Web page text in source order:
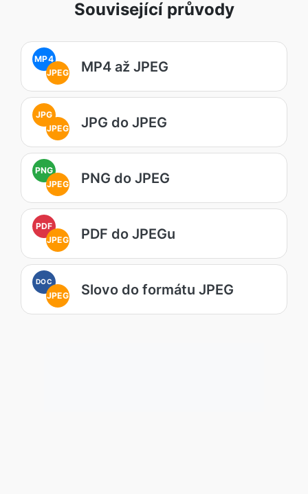
Související průvody
MP4
JPEG
MP4 až JPEG
JPG
JPEG
JPG do JPEG
PNG
JPEG
PNG do JPEG
PDF
JPEG
PDF do JPEGu
DOC
JPEG Slovo do formátu JPEG